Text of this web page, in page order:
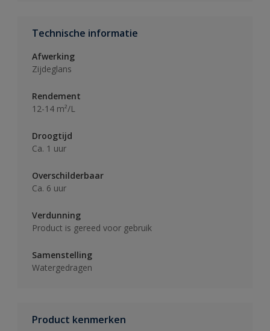
Technische informatie
Afwerking
Zijdeglans
Rendement
12-14 m²/L
Droogtijd
Ca. 1 uur
Overschilderbaar
Ca. 6 uur
Verdunning
Product is gereed voor gebruik
Samenstelling
Watergedragen
Product kenmerken